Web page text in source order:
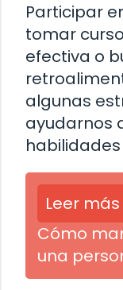
Participar
tomar
efectiva o
algunas
ayudarnos
Leer más
Cómo
una